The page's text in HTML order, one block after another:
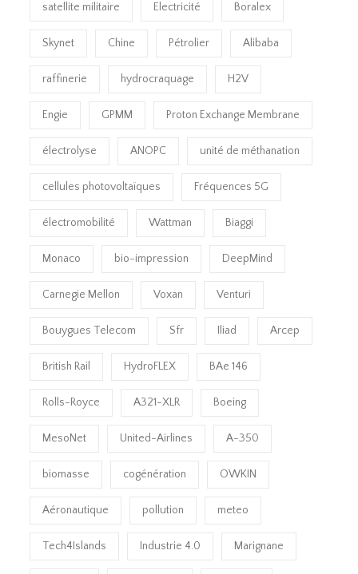
satellite militaire Electricité Boralex
Skynet Chine Pétrolier Alibaba
raffinerie hydrocraquage H2V
Engie GPMM Proton Exchange Membrane
électrolyse ANOPC unité de méthanation
cellules photovoltaïques Fréquences 5G
électromobilité Wattman Biaggi
Monaco bio-impression DeepMind
Carnegie Mellon Voxan Venturi
Bouygues Telecom Sfr Iliad Arcep
British Rail HydroFLEX BAe 146
Rolls-Royce A321-XLR Boeing
MesoNet United-Airlines A-350
biomasse cogénération OWKIN
Aéronautique pollution meteo
Tech4Islands Industrie 4.0 Marignane